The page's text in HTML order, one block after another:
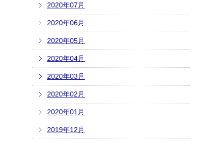
2020年07月
2020年06月
2020年05月
2020年04月
2020年03月
2020年02月
2020年01月
2019年12月